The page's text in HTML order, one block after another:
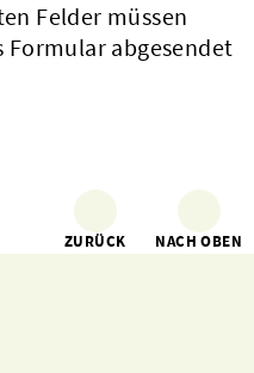
Felder müssen
abgesendet
ZURÜCK NACH OBEN